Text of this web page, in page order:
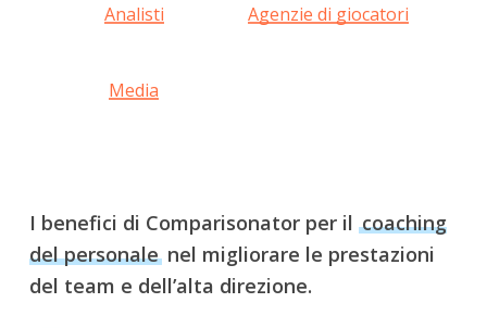
Analisti Agenzie di giocatori
Media
I benefici di Comparisonator per ilcoaching
del personale nel migliorare le prestazioni
del team e dell’alta direzione.